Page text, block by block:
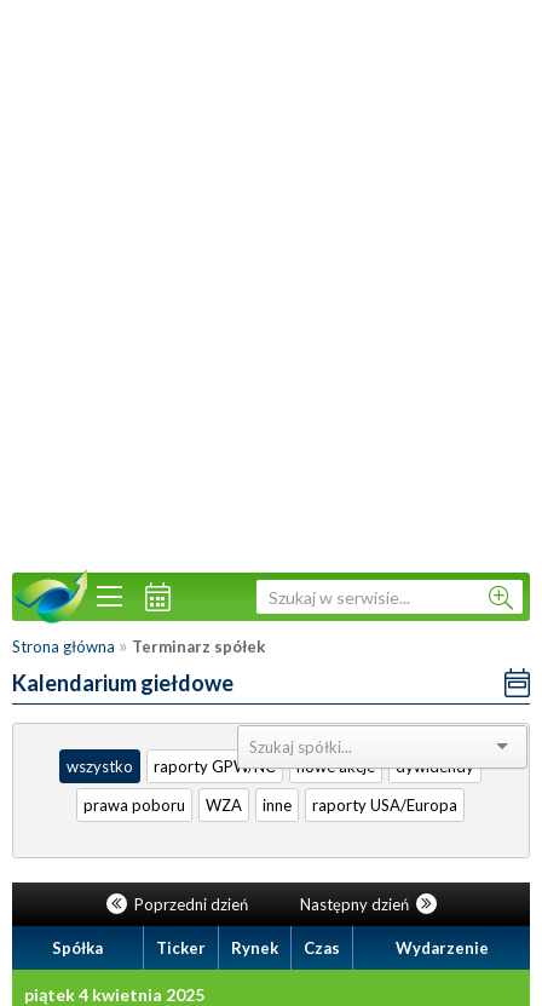
Strona główna » Terminarz spółek
Kalendarium giełdowe
Sortuj:
wszystko
raporty GPW/NC nowe akcje
dywidendy
prawa poboru
WZA inne raporty USA/Europa
Poprzedni dzień Następny dzień
Spółka Ticker Rynek Czas Wydarzenie
piątek 4 kwietnia 2025